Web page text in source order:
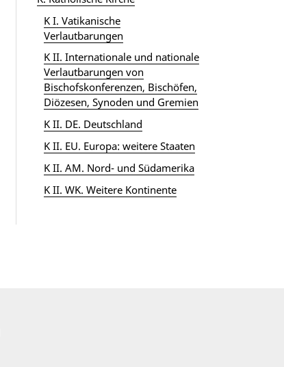
K I. Vatikanische
Verlautbarungen
K II. Internationale und nationale
Verlautbarungen von
Bischofskonferenzen, Bischöfen,
Diözesen, Synoden und Gremien
K II. DE. Deutschland
K II. EU. Europa: weitere Staaten
K II. AM. Nord- und Südamerika
K II. WK. Weitere Kontinente